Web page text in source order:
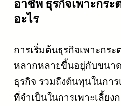
อาชีพ ธุรกิจเพาะกระ
อะไร
การเริ่มต้นธุรกิจเพาะกร
หลากหลายขึ้นอยู่กับขนา
ธุรกิจ รวมถึงต้นทุนในกา
ที่จำเป็นในการเพาะเลี้ยง